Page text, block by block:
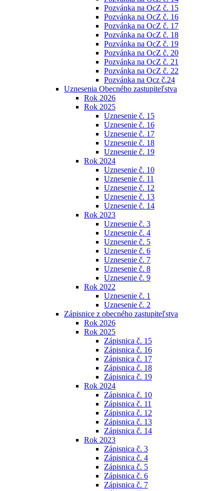
Pozvánka na OcZ č. 15
Pozvánka na OcZ č. 16
Pozvánka na OcZ č. 17
Pozvánka na OcZ č. 18
Pozvánka na OcZ č. 19
Pozvánka na OcZ č. 20
Pozvánka na OcZ č. 21
Pozvánka na OcZ č. 22
Pozvánka na Ocz č.24
Uznesenia Obecného zastupiteľstva
Rok 2026
Rok 2025
Uznesenie č. 15
Uznesenie č. 16
Uznesenie č. 17
Uznesenie č. 18
Uznesenie č. 19
Rok 2024
Uznesenie č. 10
Uznesenie č. 11
Uznesenie č. 12
Uznesenie č. 13
Uznesenie č. 14
Rok 2023
Uznesenie č. 3
Uznesenie č. 4
Uznesenie č. 5
Uznesenie č. 6
Uznesenie č. 7
Uznesenie č. 8
Uznesenie č. 9
Rok 2022
Uznesenie č. 1
Uznesenie č. 2
Zápisnice z obecného zastupiteľstva
Rok 2026
Rok 2025
Zápisnica č. 15
Zápisnica č. 16
Zápisnica č. 17
Zápisnica č. 18
Zápisnica č. 19
Rok 2024
Zápisnica č. 10
Zápisnica č. 11
Zápisnica č. 12
Zápisnica č. 13
Zápisnica č. 14
Rok 2023
Zápisnica č. 3
Zápisnica č. 4
Zápisnica č. 5
Zápisnica č. 6
Zápisnica č. 7